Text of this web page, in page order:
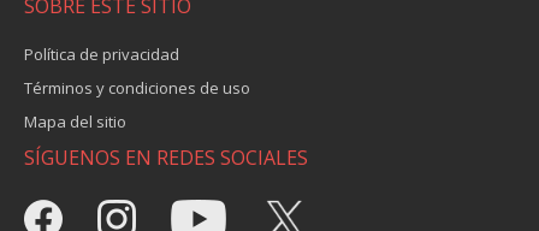
SOBRE ESTE SITIO
Política de privacidad
Términos y condiciones de uso
Mapa del sitio
SÍGUENOS EN REDES SOCIALES